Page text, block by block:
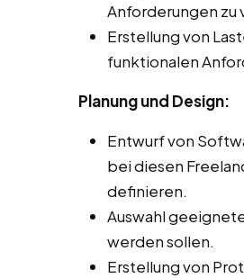
Anforderungen zu
Erstellung von
funktionalen
Planung und Design:
Entwurf von
bei diesen
definieren.
Auswahl
werden sollen.
Erstellung von